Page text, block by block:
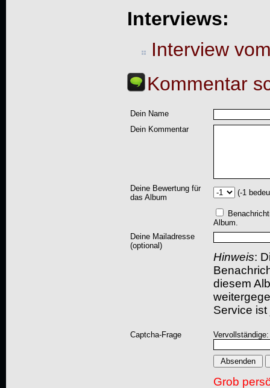
Interviews:
Interview
Kommentar
Dein Name
Dein Kommentar
Deine Bewertung für
das Album
(-1
Album.
Deine Mailadresse
(optional)
Hinweis:
diesem
Service
Captcha-Frage
Grob